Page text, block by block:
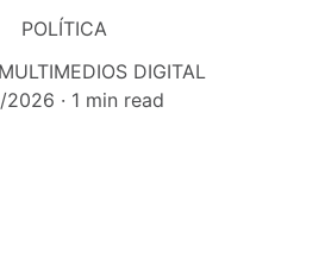
POLÍTICA
DIGITAL
2026
1 min read